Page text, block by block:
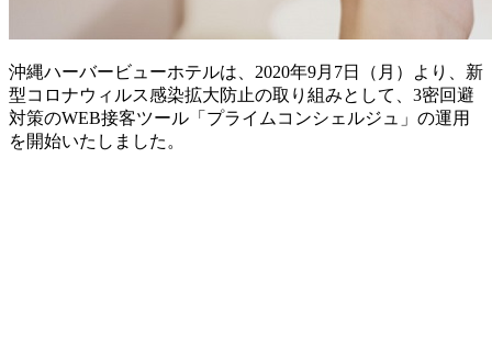
沖縄ハーバービューホテルは、2020年9月7日（月）より、新
型コロナウィルス感染拡大防止の取り組みとして、3密回避
対策のWEB接客ツール「プライムコンシェルジュ」の運用
を開始いたしました。